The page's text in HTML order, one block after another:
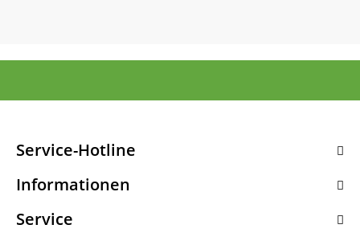
Service-Hotline
Informationen
Service